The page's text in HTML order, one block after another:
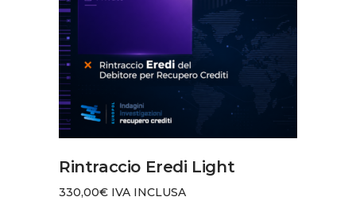
AGGIUNGI AL CARRELLO
Rintraccio Eredi Light
330,00€ IVA INCLUSA